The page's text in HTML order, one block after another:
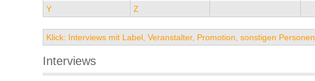
Y
Z
Klick: Interviews mit Label, Veranstalter, Promotion, sonstigen Personen
Interviews